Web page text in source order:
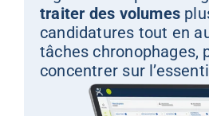
traiter des volumes
candidatures tout en
tâches chronophages,
concentrer sur